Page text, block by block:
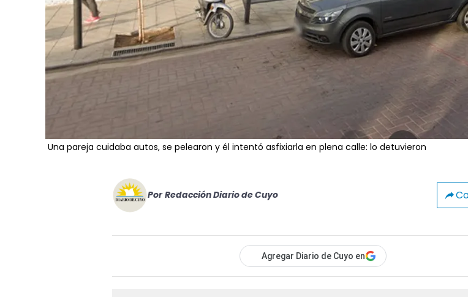
Una pareja cuidaba autos, se pelearon y él intentó asfixiarla en plena calle: lo detuvieron
Por Redacción Diario de Cuyo
Agregar Diario de Cuyo en